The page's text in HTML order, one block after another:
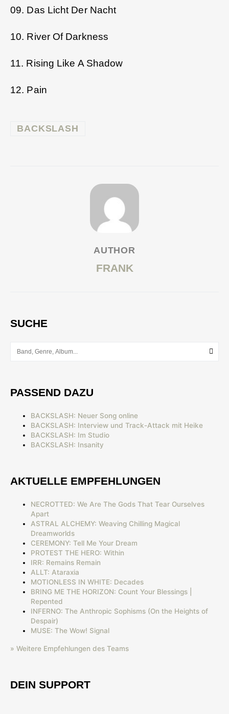
09. Das Licht Der Nacht
10. River Of Darkness
11. Rising Like A Shadow
12. Pain
BACKSLASH
AUTHOR
FRANK
SUCHE
PASSEND DAZU
BACKSLASH: Neuer Song online
BACKSLASH: Interview und Track-Attack mit Heike
BACKSLASH: Im Studio
BACKSLASH: Insanity
AKTUELLE EMPFEHLUNGEN
NECROTTED: We Are The Gods That Tear Ourselves
Apart
ASTRAL ALCHEMY: Weaving Chilling Magical
Dreamworlds
CEREMONY: Tell Me Your Dream
PROTEST THE HERO: Within
IRR: Remains Remain
ALLT: Ataraxia
MOTIONLESS IN WHITE: Decades
BRING ME THE HORIZON: Count Your Blessings |
Repented
INFERNO: The Anthropic Sophisms (On the Heights of
Despair)
MUSE: The Wow! Signal
» Weitere Empfehlungen des Teams
DEIN SUPPORT